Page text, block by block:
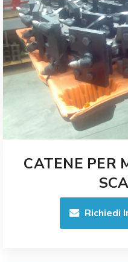
CATENE PER
Richiedi